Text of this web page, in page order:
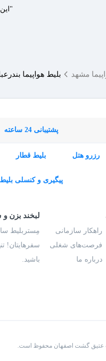
مشهد بلیط هواپیما
پشتیبانی 24 ساعته
رزرو هتل بلیط قطار
پیگیری و کنسلی بلیط
راهکار سازمانی
فرصت‌های شغلی
درباره ما
لبخند بزن
مِستربلیط
سفرهایتان!
باشید.
عتیق گشت اصفهان محفوظ است.